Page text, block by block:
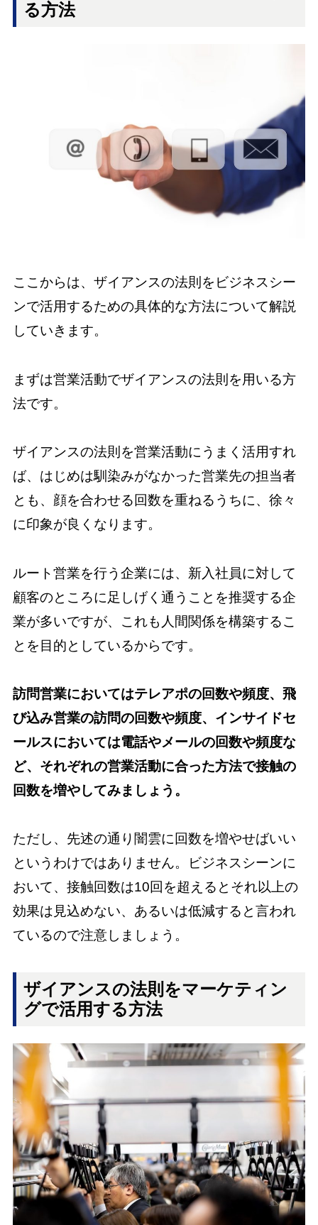
る方法
ここからは、ザイアンスの法則をビジネスシー
ンで活用するための具体的な方法について解説
していきます。
まずは営業活動でザイアンスの法則を用いる方
法です。
ザイアンスの法則を営業活動にうまく活用すれ
ば、はじめは馴染みがなかった営業先の担当者
とも、顔を合わせる回数を重ねるうちに、徐々
に印象が良くなります。
ルート営業を行う企業には、新入社員に対して
顧客のところに足しげく通うことを推奨する企
業が多いですが、これも人間関係を構築するこ
とを目的としているからです。
訪問営業においてはテレアポの回数や頻度、飛
び込み営業の訪問の回数や頻度、インサイドセ
ールスにおいては電話やメールの回数や頻度な
ど、それぞれの営業活動に合った方法で接触の
回数を増やしてみましょう。
ただし、先述の通り闇雲に回数を増やせばいい
というわけではありません。ビジネスシーンに
おいて、接触回数は10回を超えるとそれ以上の
効果は見込めない、あるいは低減すると言われ
ているので注意しましょう。
ザイアンスの法則をマーケティン
グで活用する方法